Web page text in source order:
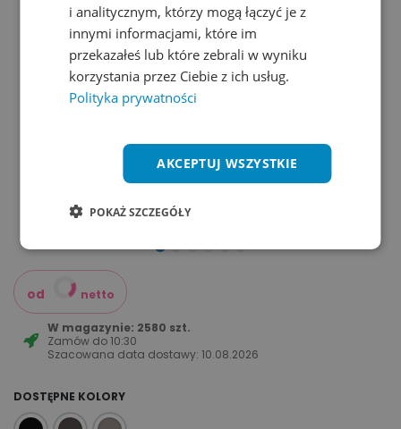
od netto
W magazynie: 2580 szt.
Zamów do10:30
Szacowana data dostawy:10.08.2026
DOSTĘPNE KOLORY
i analitycznym, którzy mogą łączyć je z
innymi informacjami, które im
przekazałeś lub które zebrali w wyniku
korzystania przez Ciebie z ich usług.
Polityka prywatności
AKCEPTUJ WSZYSTKIE
POKAŻ SZCZEGÓŁY